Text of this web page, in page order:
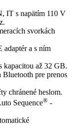
IT s napätím 110 V
svorkách
adaptér a s ním
kapacitou až 32 GB.
pre prenos
chránené heslom.
Sequence® -